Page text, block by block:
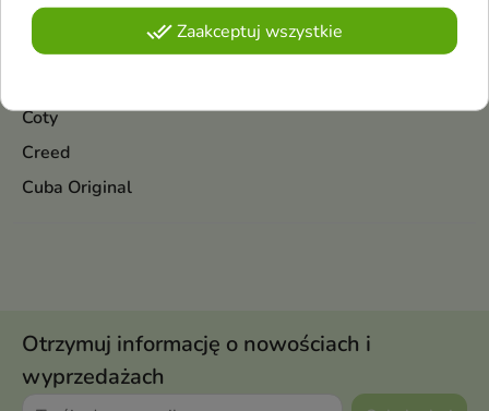
Colorwin
Compeed
Coty
Creed
Cuba Original
Otrzymuj informację o nowościach i
wyprzedażach
done_allZaakceptuj wszystkie